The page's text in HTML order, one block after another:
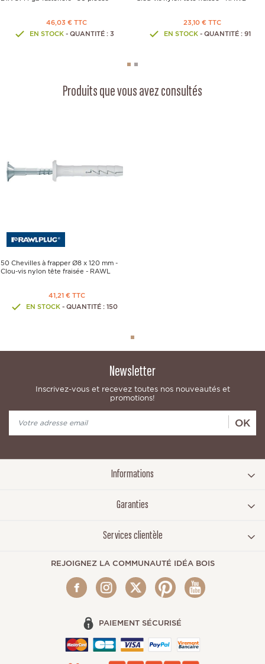
46,03 € TTC
EN STOCK - QUANTITÉ : 3
23,10 € TTC
EN STOCK - QUANTITÉ : 91
Produits que vous avez consultés
50 Chevilles à frapper Ø8 x 120 mm -
Clou-vis nylon tête fraisée - RAWL
41,21 € TTC
EN STOCK - QUANTITÉ : 150
Newsletter
Inscrivez-vous et recevez toutes nos nouveautés et
promotions!
OK
Informations
Garanties
Services clientèle
REJOIGNEZ LA COMMUNAUTÉ IDÉA BOIS
PAIEMENT SÉCURISÉ